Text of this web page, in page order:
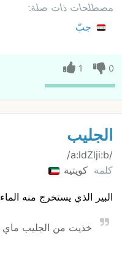
مصطلحات ذات صلة:
جبّ
0
1
الجليب
/a:ldZlji:b/
كلمة كويتية
البير الذي يستخرج منه الماء
خذيت من الجليب ماي